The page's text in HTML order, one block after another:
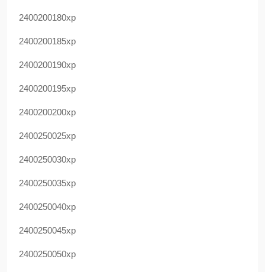
2400200180xp
2400200185xp
2400200190xp
2400200195xp
2400200200xp
2400250025xp
2400250030xp
2400250035xp
2400250040xp
2400250045xp
2400250050xp